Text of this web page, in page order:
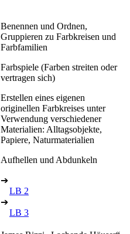
Benennen und Ordnen,
Gruppieren zu Farbkreisen und
Farbfamilien
Farbspiele (Farben streiten oder
vertragen sich)
Erstellen eines eigenen
originellen Farbkreises unter
Verwendung verschiedener
Materialien: Alltagsobjekte,
Papiere, Naturmaterialien
Aufhellen und Abdunkeln
➔
LB 2
➔
LB 3